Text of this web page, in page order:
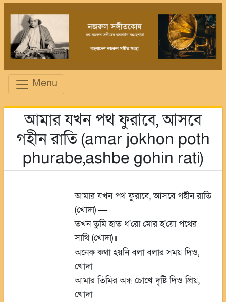
Menu
আমার যখন পথ ফুরাবে, আসবে
গহীন রাতি (amar jokhon poth
phurabe,ashbe gohin rati)
আমার যখন পথ ফুরাবে, আসবে গহীন রাতি
(খোদা)—
তখন তুমি হাত ধ'রো মোর হ'য়ো পথের
সাথি (খোদা)॥
অনেক কথা হয়নি বলা বলার সময় দিও,
খোদা—
আমার তিমির অন্ধ চোখে দৃষ্টি দিও প্রিয়,
খোদা